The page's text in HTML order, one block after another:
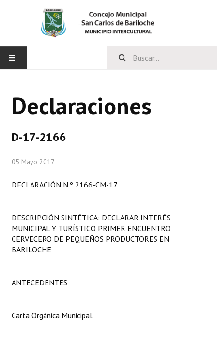
CONCEJO
Comisiones Permanentes
Comisiones Especiales
Programas
LEGISLACIÓN
Declaraciones
D-17-2166
05 Mayo 2017
DECLARACIÓN N.º 2166-CM-17
DESCRIPCIÓN SINTÉTICA: DECLARAR INTERÉS
MUNICIPAL Y TURÍSTICO PRIMER ENCUENTRO
CERVECERO DE PEQUEÑOS PRODUCTORES EN
BARILOCHE
ANTECEDENTES
Carta Orgánica Municipal.